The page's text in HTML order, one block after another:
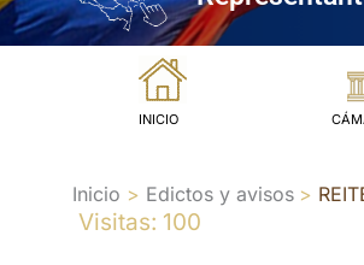
INICIO
Inicio Edictos y avisos
Visitas: 100